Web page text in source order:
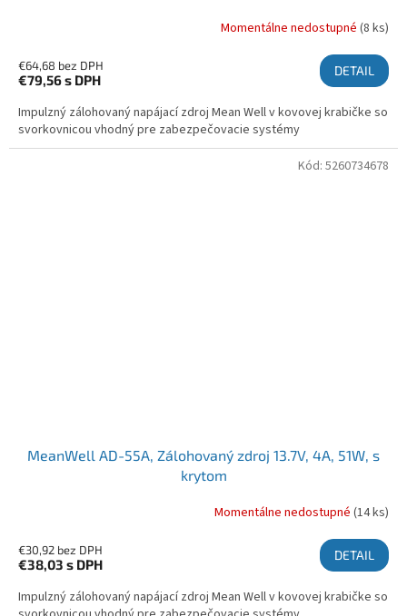
Momentálne nedostupné (8 ks)
€64,68 bez DPH
€79,56s DPH
DETAIL
Impulzný zálohovaný napájací zdroj Mean Well v kovovej krabičke so
svorkovnicou vhodný pre zabezpečovacie systémy
MeanWell AD-55A, Zálohovaný zdroj 13.7V, 4A, 51W, s
krytom
Momentálne nedostupné (14 ks)
€30,92 bez DPH
€38,03 s DPH
DETAIL
Impulzný zálohovaný napájací zdroj Mean Well v kovovej krabičke so
Kód: 5260734678